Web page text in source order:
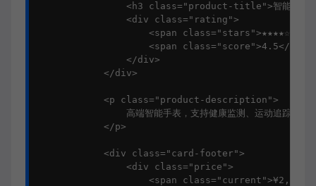
<h3 class="product-title">智能手表
                <div class="rating">
<span class="stars">★★★★☆</
<span class="score">4.5</
                </div>
            </div>
            <p class="product-description">
                高端智能手表，支持健康监测、运动追踪...
            </p>
            <div class="card-footer">
                <div class="price">
<span